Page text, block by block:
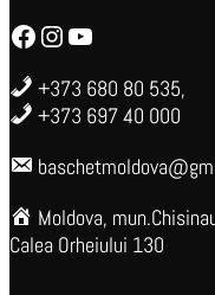
Facebook Instagram YouTube
+373 680 80 535,
+373 697 40 000
Moldova,
Calea Orheiului 130